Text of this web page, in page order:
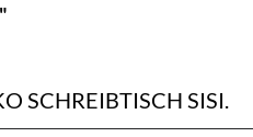
SCHREIBTISCH SISI.